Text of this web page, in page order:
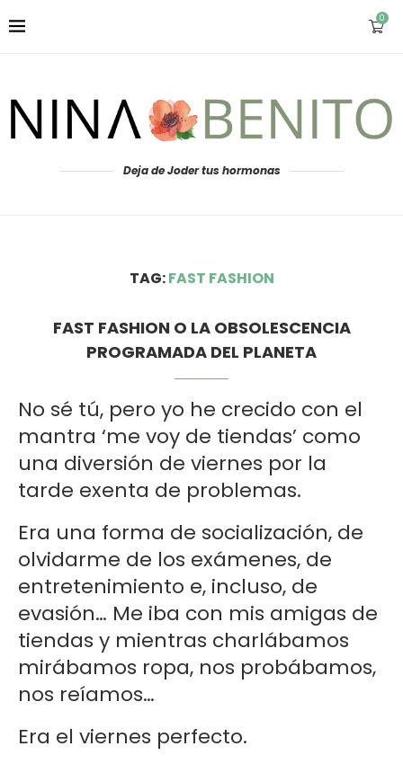
0
Deja de Joder tus hormonas
TAG:FAST FASHION
FAST FASHION O LA OBSOLESCENCIA
PROGRAMADA DEL PLANETA
No sé tú, pero yo he crecido con el
mantra ‘me voy de tiendas’ como
una diversión de viernes por la
tarde exenta de problemas.
Era una forma de socialización, de
olvidarme de los exámenes, de
entretenimiento e, incluso, de
evasión… Me iba con mis amigas de
tiendas y mientras charlábamos
mirábamos ropa, nos probábamos,
nos reíamos…
Era el viernes perfecto.